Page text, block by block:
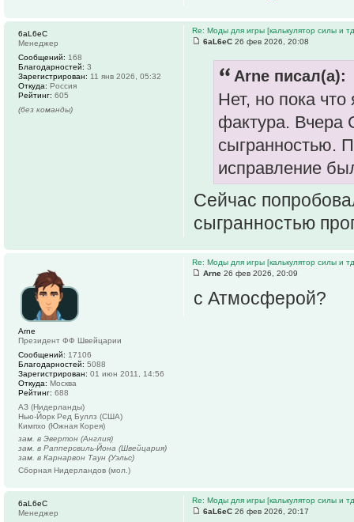
Re: Моды для игры [калькулятор силы и
6aL6eC 26 фев 2026, 20:08
Arne писал(а):
Нет, но пока
фактура. Вчера
сыгранностью.
исправление
Сейчас
сыгранностью
6aL6eC
Менеджер
Сообщений: 168
Благодарностей: 3
Зарегистрирован: 11 янв 2026, 05:32
Откуда: Россия
Рейтинг: 605
(без команды)
Re: Моды для игры [калькулятор силы и
Arne 26 фев 2026, 20:09
с Атмосферой?
Arne
Президент ФФ Швейцарии
Сообщений: 17106
Благодарностей: 5088
Зарегистрирован: 01 июн 2011, 14:56
Откуда: Москва
Рейтинг: 688
АЗ (Нидерланды)
Нью-Йорк Ред Буллз (США)
Кимпхо (Южная Корея)
зам. в Эвертон (Англия)
зам. в Рапперсвиль-Йона (Швейцария)
зам. в Карнарвон Таун (Уэльс)
Сборная Нидерландов (мол.)
Re: Моды для игры [калькулятор силы и
6aL6eC 26 фев 2026, 20:17
6aL6eC
Менеджер